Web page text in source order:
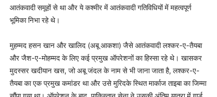
आतंकवादी समूहों से था और ये कश्मीर में आतंकवादी गतिविधियों में महत्वपूर्ण
भूमिका निभा रहे थे।
मुहम्मद हसन खान और खालिद (अबू आकशा) जैसे आतंकवादी लश्कर-ए-तैयबा
और जैश-ए-मोहम्मद के लिए कई प्रमुख ऑपरेशनों का हिस्सा रहे थे। खासकर
मुदस्सर खदीयान खस, जो अबू जंदल के नाम से भी जाना जाता है, लश्कर-ए-
तैयबा का एक प्रमुख कमांडर था और उसे मुरिदके स्थित मार्काज ताइबा का जिम्मा